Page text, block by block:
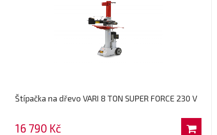
Štípačka na dřevo VARI 8 TON SUPER FORCE 230 V
16 790 Kč